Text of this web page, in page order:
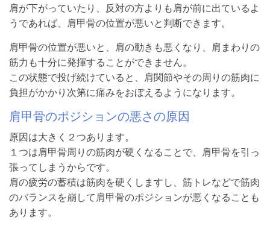
肩が下がっていたり、反対の方よりも肩が前に出ているよ
うであれば、肩甲骨の位置が悪いと判断できます。
肩甲骨の位置が悪いと、肩の動きも悪くなり、肩まわりの
筋力も十分に発揮することができません。
この状態で投げ続けていると、肩関節やその周りの筋肉に
負担がかかり次第に痛みをおぼえるようになります。
肩甲骨のポジションの悪さの原因
原因は大きく２つあります。
１つは肩甲骨周りの筋肉が硬くなることで、肩甲骨を引っ
張ってしまうからです。
肩の疲労の蓄積は筋肉を硬くしますし、筋トレなどで筋肉
のバランスを崩して肩甲骨のポジションが悪くなることも
あります。